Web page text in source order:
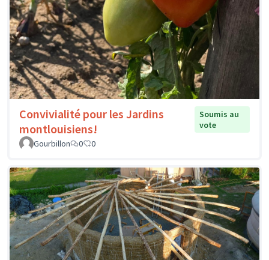
Convivialité pour les Jardins
montlouisiens!
Soumis au
vote
Gourbillon
0 0